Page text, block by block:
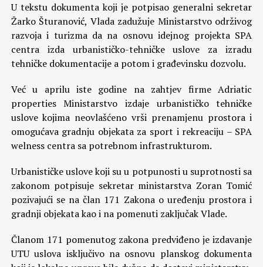
U tekstu dokumenta koji je potpisao generalni sekretar
Žarko Šturanović, Vlada zadužuje Ministarstvo održivog
razvoja i turizma da na osnovu idejnog projekta SPA
centra izda urbanističko-tehničke uslove za izradu
tehničke dokumentacije a potom i građevinsku dozvolu.
Već u aprilu iste godine na zahtjev firme Adriatic
properties Ministarstvo izdaje urbanističko tehničke
uslove kojima neovlašćeno vrši prenamjenu prostora i
omogućava gradnju objekata za sport i rekreaciju – SPA
welness centra sa potrebnom infrastrukturom.
Urbanističke uslove koji su u potpunosti u suprotnosti sa
zakonom potpisuje sekretar ministarstva Zoran Tomić
pozivajući se na član 171 Zakona o uređenju prostora i
gradnji objekata kao i na pomenuti zaključak Vlade.
Članom 171 pomenutog zakona predviđeno je izdavanje
UTU uslova isključivo na osnovu planskog dokumenta